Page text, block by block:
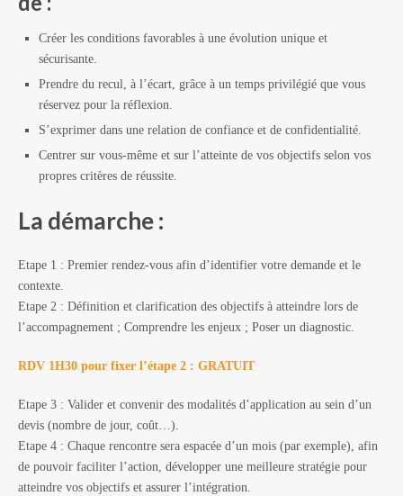
Créer les conditions favorables à une évolution unique et
sécurisante.
Prendre du recul, à l’écart, grâce à un temps privilégié que vous
réservez pour la réflexion.
S’exprimer dans une relation de confiance et de confidentialité.
Centrer sur vous-même et sur l’atteinte de vos objectifs selon vos
propres critères de réussite.
La démarche :
Etape 1 : Premier rendez-vous afin d’identifier votre demande et le
contexte.
Etape 2 : Définition et clarification des objectifs à atteindre lors de
l’accompagnement ; Comprendre les enjeux ; Poser un diagnostic.
RDV 1H30 pour fixer l’étape 2 : GRATUIT
Etape 3 : Valider et convenir des modalités d’application au sein d’un
devis (nombre de jour, coût…).
Etape 4 : Chaque rencontre sera espacée d’un mois (par exemple), afin
de pouvoir faciliter l’action, développer une meilleure stratégie pour
atteindre vos objectifs et assurer l’intégration.